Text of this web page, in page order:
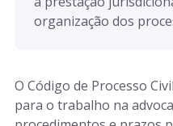
Art. 318 a 770
organização dos
O Código de Processo
para o trabalho na